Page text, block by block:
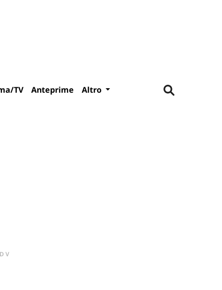
TV Anteprime Altro